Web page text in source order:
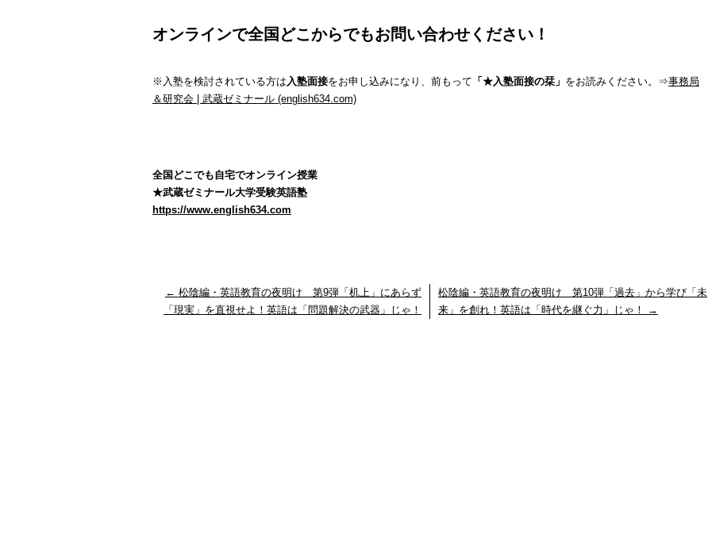
オンラインで全国どこからでもお問い合わせください！
※入塾を検討されている方は入塾面接をお申し込みになり、前もって 「★入塾面接の栞」 をお読みください。⇒事務局
＆研究会 | 武蔵ゼミナール (english634.com)
全国どこでも自宅でオンライン授業
★武蔵ゼミナール大学受験英語塾
https://www.english634.com
← 松陰編・英語教育の夜明け 第9弾「机上」にあらず
「現実」を直視せよ！英語は「問題解決の武器」じゃ！
松陰編・英語教育の夜明け 第10弾「過去」から学び「未
来」を創れ！英語は「時代を継ぐ力」じゃ！
→